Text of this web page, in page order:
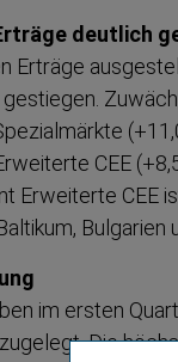
deutlich
Erträge
CEE
Erweiterte CEE
im ersten
Die